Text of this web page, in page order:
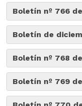
Boletín nº 766
Boletín de
Boletín nº 768
Boletín nº 769